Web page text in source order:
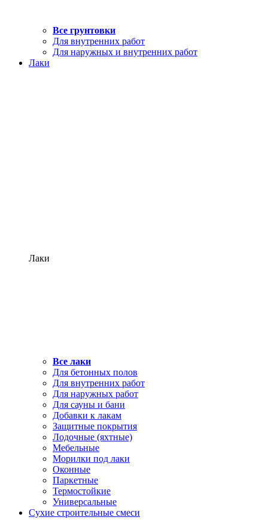
Все грунтовки
Для внутренних работ
Для наружных и внутренних работ
Лаки
Лаки
Все лаки
Для бетонных полов
Для внутренних работ
Для наружных работ
Для сауны и бани
Добавки к лакам
Защитные покрытия
Лодочные (яхтные)
Мебельные
Морилки под лаки
Оконные
Паркетные
Термостойкие
Универсальные
Сухие строительные смеси